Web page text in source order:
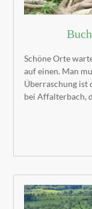
Schöne Orte
auf einen. Man
Überraschung ist
bei Affalterbach,